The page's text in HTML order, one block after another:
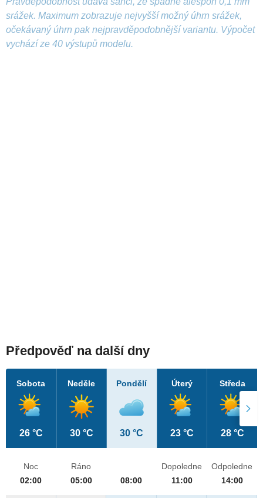
srážek. Maximum zobrazuje nejvyšší možný úhrn srážek,
očekávaný úhrn pak nejpravděpodobnější variantu. Výpočet
vychází ze 40 výstupů modelu.
Předpověď na další dny
Sobota
26 °C
Neděle
30 °C
Pondělí
30 °C
Úterý
23 °C
Středa
28 °C
Noc
02:00
Ráno
05:00
08:00
Dopoledne
11:00
Odpoledne
14:00